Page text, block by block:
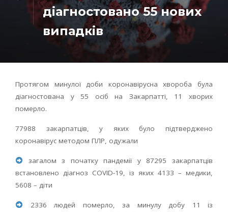
діагностовано 55 нових
випадків
Протягом минулої доби коронавірусна хвороба була
діагностована у 55 осіб на Закарпатті, 11 хворих
померло.
77988 закарпатців, у яких було підтверджено
коронавірус методом ПЛР, одужали
загалом з початку пандемії у 87295 закарпатців
встановлено діагноз COVID-19, із яких 4133 – медики,
5608 – діти
2336 людей померло, за минулу добу 11 із